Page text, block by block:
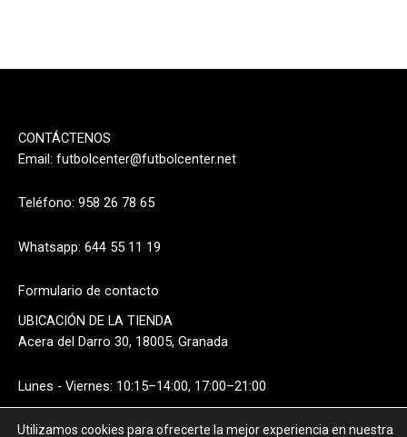
CONTÁCTENOS
Email: futbolcenter@futbolcenter.net
Teléfono: 958 26 78 65
Whatsapp: 644 55 11 19
Formulario de contacto
UBICACIÓN DE LA TIENDA
Acera del Darro 30, 18005, Granada
Lunes - Viernes: 10:15–14:00, 17:00–21:00
Sábado: 10:15–14:00
Utilizamos cookies para ofrecerte la mejor experiencia en nuestra